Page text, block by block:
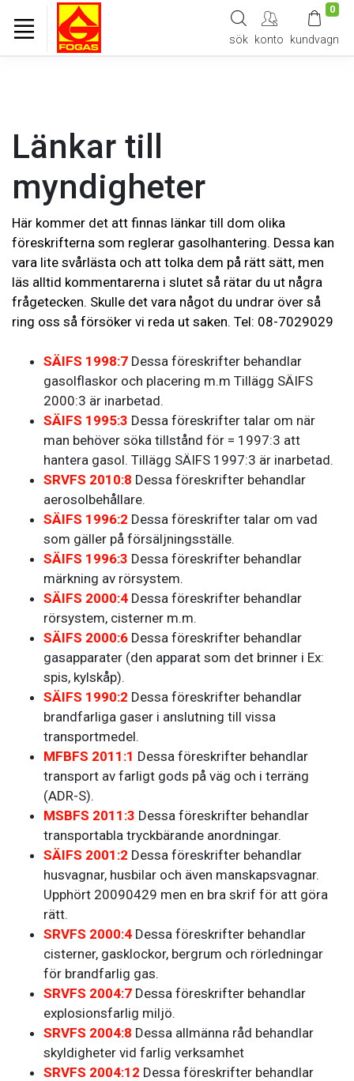
sök konto
0
kundvagn
Länkar till
myndigheter
Här kommer det att finnas länkar till dom olika
föreskrifterna som reglerar gasolhantering. Dessa kan
vara lite svårlästa och att tolka dem på rätt sätt, men
läs alltid kommentarerna i slutet så rätar du ut några
frågetecken. Skulle det vara något du undrar över så
ring oss så försöker vi reda ut saken. Tel: 08-7029029
SÄIFS 1998:7 Dessa föreskrifter behandlar
gasolflaskor och placering m.m Tillägg SÄIFS
2000:3 är inarbetad.
SÄIFS 1995:3 Dessa föreskrifter talar om när
man behöver söka tillstånd för = 1997:3 att
hantera gasol. Tillägg SÄIFS 1997:3 är inarbetad.
SRVFS 2010:8 Dessa föreskrifter behandlar
aerosolbehållare.
SÄIFS 1996:2 Dessa föreskrifter talar om vad
som gäller på försäljningsställe.
SÄIFS 1996:3 Dessa föreskrifter behandlar
märkning av rörsystem.
SÄIFS 2000:4 Dessa föreskrifter behandlar
rörsystem, cisterner m.m.
SÄIFS 2000:6 Dessa föreskrifter behandlar
gasapparater (den apparat som det brinner i Ex:
spis, kylskåp).
SÄIFS 1990:2 Dessa föreskrifter behandlar
brandfarliga gaser i anslutning till vissa
transportmedel.
MFBFS 2011:1 Dessa föreskrifter behandlar
transport av farligt gods på väg och i terräng
(ADR-S).
MSBFS 2011:3 Dessa föreskrifter behandlar
transportabla tryckbärande anordningar.
SÄIFS 2001:2 Dessa föreskrifter behandlar
husvagnar, husbilar och även manskapsvagnar.
Upphört 20090429 men en bra skrif för att göra
rätt.
SRVFS 2000:4 Dessa föreskrifter behandlar
cisterner, gasklockor, bergrum och rörledningar
för brandfarlig gas.
SRVFS 2004:7 Dessa föreskrifter behandlar
explosionsfarlig miljö.
SRVFS 2004:8 Dessa allmänna råd behandlar
skyldigheter vid farlig verksamhet
SRVFS 2004:12 Dessa föreskrifter behandlar